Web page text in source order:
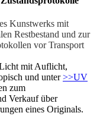
Kunstwerks mit
Restbestand und zur
vor Transport
mit Auflicht,
und unter>>UV
zum
Verkauf über
eines Originals.